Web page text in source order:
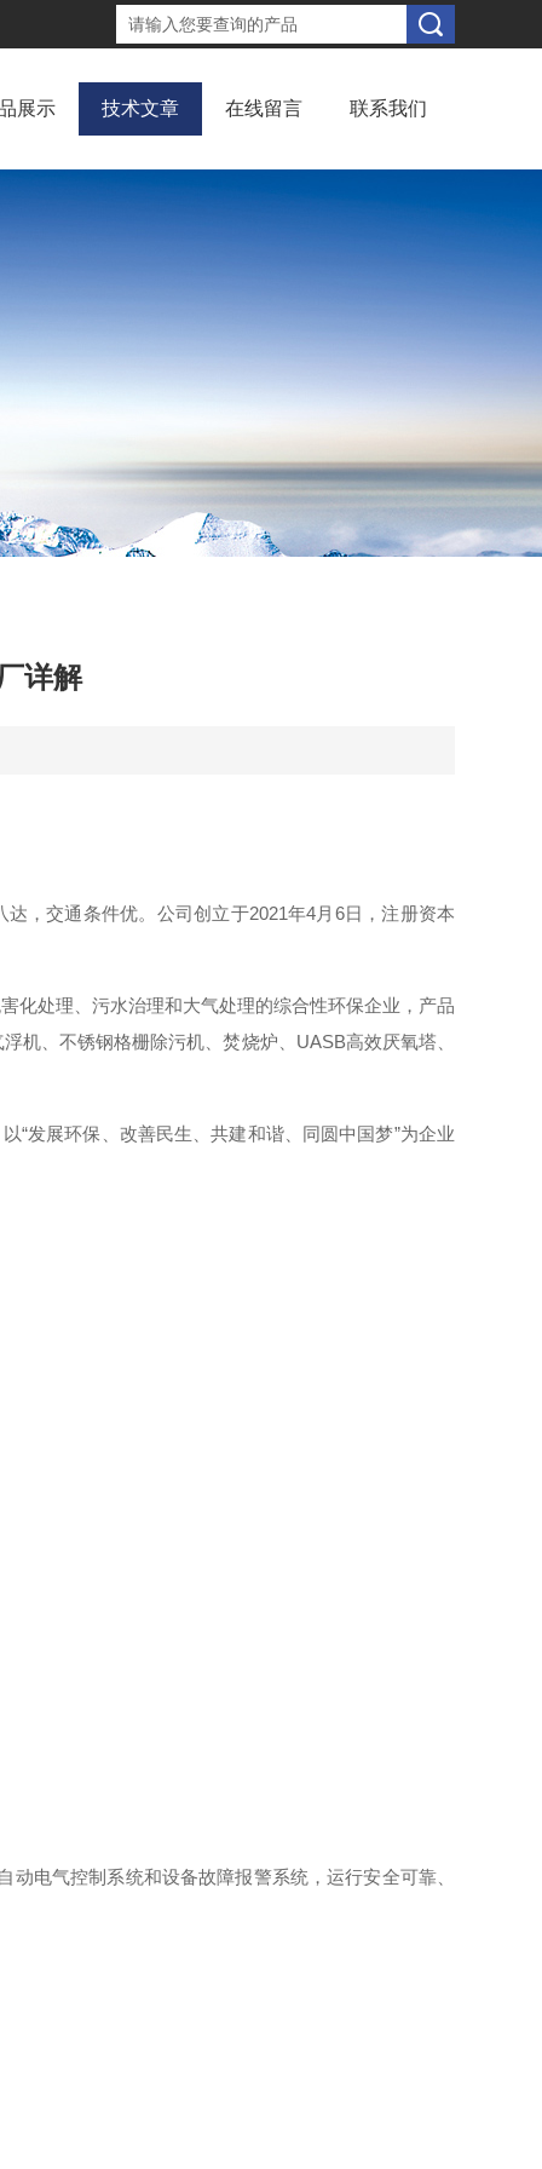
展示 技术文章 在线留言 联系我们
详解
，交通条件优。公司创立于2021年4月6日，注册资本
化处理、污水治理和大气处理的综合性环保企业，产品
机、不锈钢格栅除污机、焚烧炉、UASB高效厌氧塔、
“发展环保、改善民生、共建和谐、同圆中国梦”为企业
电气控制系统和设备故障报警系统，运行安全可靠、